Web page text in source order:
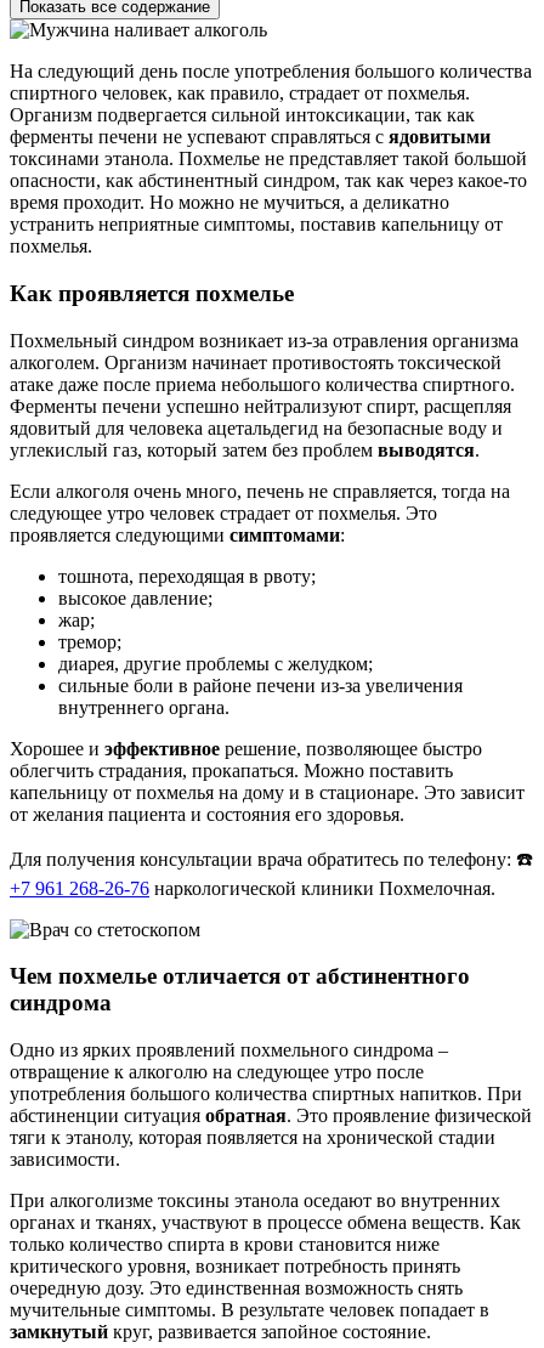
Показать все содержание
На следующий день после употребления большого количества
спиртного человек, как правило, страдает от похмелья.
Организм подвергается сильной интоксикации, так как
ферменты печени не успевают справляться с ядовитыми
токсинами этанола. Похмелье не представляет такой большой
опасности, как абстинентный синдром, так как через какое-то
время проходит. Но можно не мучиться, а деликатно
устранить неприятные симптомы, поставив капельницу от
похмелья.
Как проявляется похмелье
Похмельный синдром возникает из-за отравления организма
алкоголем. Организм начинает противостоять токсической
атаке даже после приема небольшого количества спиртного.
Ферменты печени успешно нейтрализуют спирт, расщепляя
ядовитый для человека ацетальдегид на безопасные воду и
углекислый газ, который затем без проблем выводятся.
Если алкоголя очень много, печень не справляется, тогда на
следующее утро человек страдает от похмелья. Это
проявляется следующими симптомами:
тошнота, переходящая в рвоту;
высокое давление;
жар;
тремор;
диарея, другие проблемы с желудком;
сильные боли в районе печени из-за увеличения
внутреннего органа.
Хорошее и эффективное решение, позволяющее быстро
облегчить страдания, прокапаться. Можно поставить
капельницу от похмелья на дому и в стационаре. Это зависит
от желания пациента и состояния его здоровья.
Для получения консультации врача обратитесь по телефону: ☎️
+7 961 268-26-76 наркологической клиники Похмелочная.
Чем похмелье отличается от абстинентного
синдрома
Одно из ярких проявлений похмельного синдрома –
отвращение к алкоголю на следующее утро после
употребления большого количества спиртных напитков. При
абстиненции ситуация обратная. Это проявление физической
тяги к этанолу, которая появляется на хронической стадии
зависимости.
При алкоголизме токсины этанола оседают во внутренних
органах и тканях, участвуют в процессе обмена веществ. Как
только количество спирта в крови становится ниже
критического уровня, возникает потребность принять
очередную дозу. Это единственная возможность снять
мучительные симптомы. В результате человек попадает в
замкнутый круг, развивается запойное состояние.